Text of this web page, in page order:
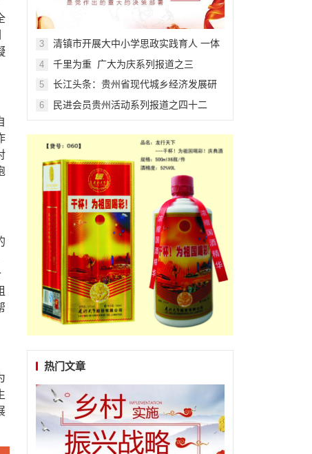
3
清镇市开展大中小学思政实践育人 一体
4 千里为重 广大为庆系列报道之三
5
长江头条：贵州省现代城乡经济发展研
6 民进会员贵州活动系列报道之四十二
热门文章